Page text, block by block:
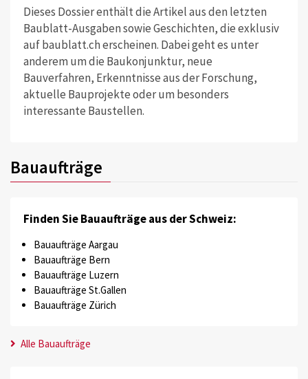
Dieses Dossier enthält die Artikel aus den letzten
Baublatt-Ausgaben sowie Geschichten, die exklusiv
auf baublatt.ch erscheinen. Dabei geht es unter
anderem um die Baukonjunktur, neue
Bauverfahren, Erkenntnisse aus der Forschung,
aktuelle Bauprojekte oder um besonders
interessante Baustellen.
Bauaufträge
Finden Sie Bauaufträge aus der Schweiz:
Bauaufträge Aargau
Bauaufträge Bern
Bauaufträge Luzern
Bauaufträge St.Gallen
Bauaufträge Zürich
Alle Bauaufträge